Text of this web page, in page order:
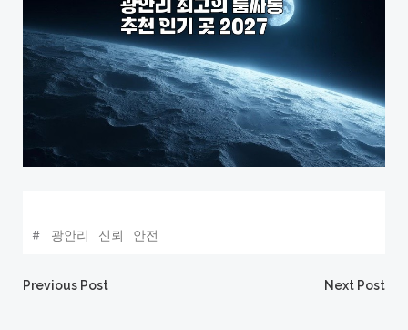
# 광안리 신뢰 안전
Post
Previous Post Next Post